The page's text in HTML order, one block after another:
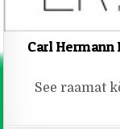
Carl Hermann
See raamat